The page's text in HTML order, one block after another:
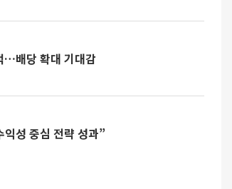
…배당 확대 기대감
성 중심 전략 성과”